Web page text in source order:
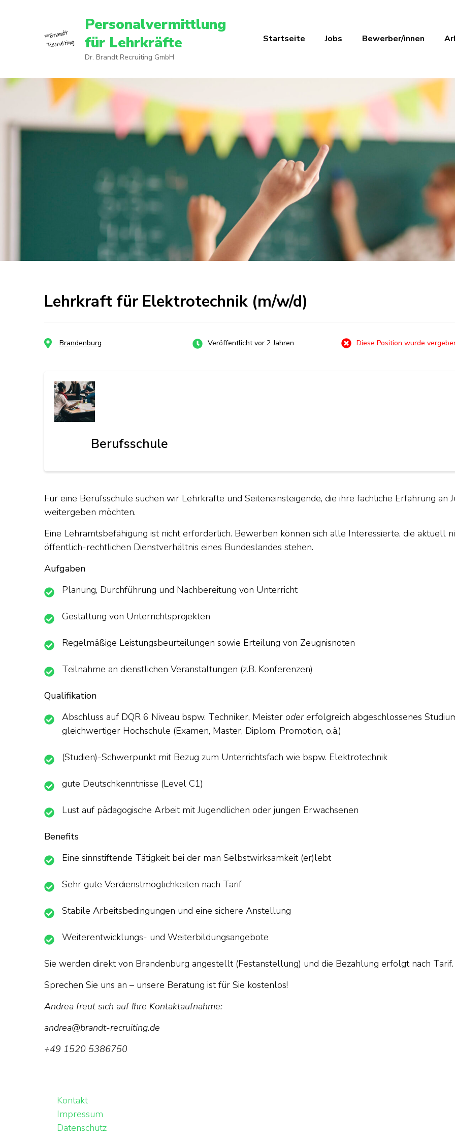
Personalvermittlung
für Lehrkräfte
Dr. Brandt Recruiting GmbH
Startseite Jobs Bewerber/innen
Lehrkraft für Elektrotechnik (m/w/d)
Brandenburg Veröffentlicht vor 2 Jahren Diese Position wurde
Berufsschule
Für eine Berufsschule suchen wir Lehrkräfte und Seiteneinsteigende, die ihre fachliche Erfahrung an
weitergeben möchten.
Eine Lehramtsbefähigung ist nicht erforderlich. Bewerben können sich alle Interessierte, die aktuell
öffentlich-rechtlichen Dienstverhältnis eines Bundeslandes stehen.
Aufgaben
Planung, Durchführung und Nachbereitung von Unterricht
Gestaltung von Unterrichtsprojekten
Regelmäßige Leistungsbeurteilungen sowie Erteilung von Zeugnisnoten
Teilnahme an dienstlichen Veranstaltungen (z.B. Konferenzen)
Qualifikation
Abschluss auf DQR 6 Niveau bspw. Techniker, Meister oder erfolgreich abgeschlossenes
gleichwertiger Hochschule (Examen, Master, Diplom, Promotion, o.ä.)
(Studien)-Schwerpunkt mit Bezug zum Unterrichtsfach wie bspw. Elektrotechnik
gute Deutschkenntnisse (Level C1)
Lust auf pädagogische Arbeit mit Jugendlichen oder jungen Erwachsenen
Benefits
Eine sinnstiftende Tätigkeit bei der man Selbstwirksamkeit (er)lebt
Sehr gute Verdienstmöglichkeiten nach Tarif
Stabile Arbeitsbedingungen und eine sichere Anstellung
Weiterentwicklungs- und Weiterbildungsangebote
Sie werden direkt von Brandenburg angestellt (Festanstellung) und die Bezahlung erfolgt nach
Sprechen Sie uns an – unsere Beratung ist für Sie kostenlos!
Andrea freut sich auf Ihre Kontaktaufnahme:
andrea@brandt-recruiting.de
+49 1520 5386750
Kontakt
Impressum
Datenschutz